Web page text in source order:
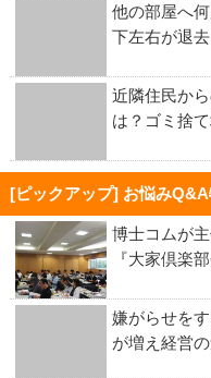
他の部屋へ
下左右が退
近隣住民か
は？ゴミ捨
[ピックアップ] お悩み
博士コムが
『大家倶楽
嫌がらせを
が増え経営